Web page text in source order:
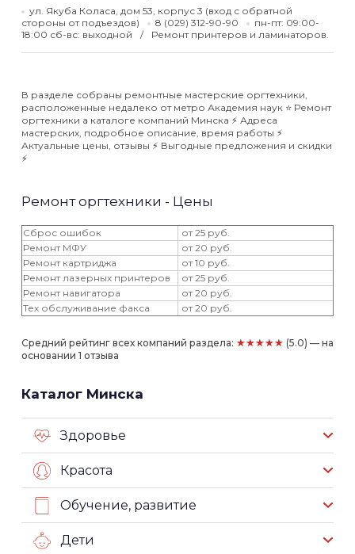
ул. Якуба Коласа, дом 53, корпус 3 (вход с обратной
стороны от подъездов)
8 (029) 312-90-90
пн-пт: 09:00-
18:00 сб-вс: выходной
Ремонт принтеров и ламинаторов.
В разделе собраны ремонтные мастерские оргтехники,
расположенные недалеко от метро Академия наук ⭐️ Ремонт
оргтехники а каталоге компаний Минска ⚡️ Адреса
мастерских, подробное описание, время работы ⚡️
Актуальные цены, отзывы ⚡️ Выгодные предложения и скидки
⚡️
Ремонт оргтехники - Цены
Сброс ошибок
от 25 руб.
Ремонт МФУ
от 20 руб.
Ремонт картриджа
от 10 руб.
Ремонт лазерных принтеров
от 25 руб.
Ремонт навигатора
от 20 руб.
Тех обслуживание факса
от 20 руб.
Средний рейтинг всех компаний раздела: ★★★★★ (5.0) — на
основании 1 отзыва
Каталог Минска
Здоровье
Красота
Обучение, развитие
Дети